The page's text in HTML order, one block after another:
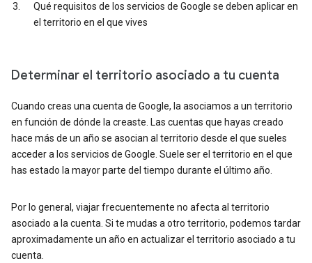
Qué requisitos de los servicios de Google se deben aplicar en
el territorio en el que vives
Determinar el territorio asociado a tu cuenta
Cuando creas una cuenta de Google, la asociamos a un territorio
en función de dónde la creaste. Las cuentas que hayas creado
hace más de un año se asocian al territorio desde el que sueles
acceder a los servicios de Google. Suele ser el territorio en el que
has estado la mayor parte del tiempo durante el último año.
Por lo general, viajar frecuentemente no afecta al territorio
asociado a la cuenta. Si te mudas a otro territorio, podemos tardar
aproximadamente un año en actualizar el territorio asociado a tu
cuenta.